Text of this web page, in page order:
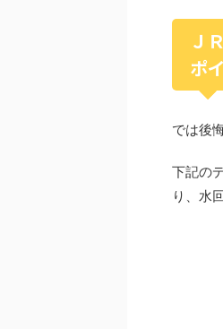
Ｊ
ポ
では後
下記の
り、水